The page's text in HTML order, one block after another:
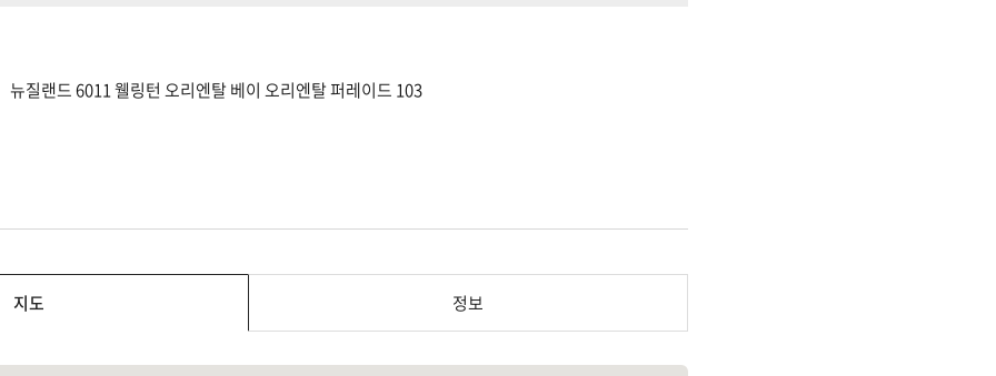
뉴질랜드 6011 웰링턴 오리엔탈 베이 오리엔탈 퍼레이드 103
지도 정보